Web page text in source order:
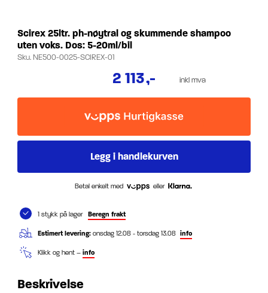
Scirex 25ltr. ph-nøytral og skummende shampoo
uten voks. Dos: 5-20ml/bil
Sku.NE500-0025-SCIREX-01
2 113,- inkl mva
Betal enkelt med eller
1 stykk på lager Beregn frakt
Estimert levering: onsdag 12.08 - torsdag 13.08 info
Klikk og hent – info
Beskrivelse